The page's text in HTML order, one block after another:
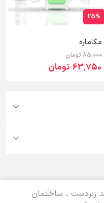
25%
مگاماره
85٬000 تومان
63٬750 تومان
زبردست ، ساختمان